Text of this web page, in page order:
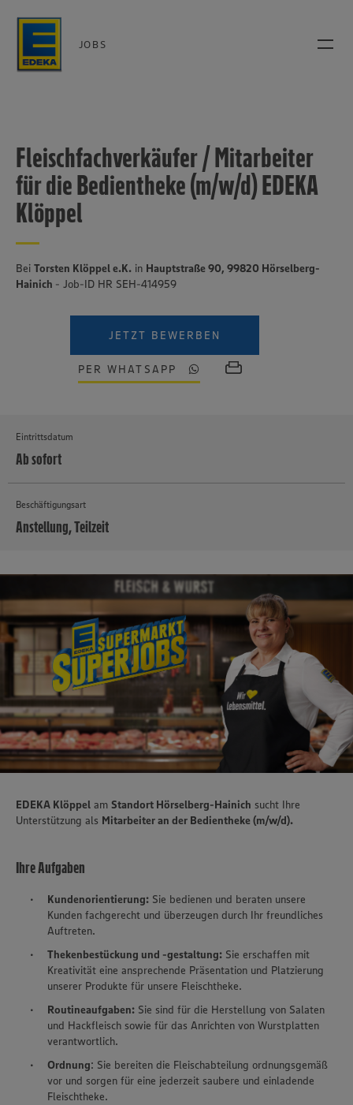
JOBS
Fleischfachverkäufer / Mitarbeiter
für die Bedientheke (m/w/d) EDEKA
Klöppel
Bei Torsten Klöppel e.K. in Hauptstraße 90, 99820 Hörselberg-
Hainich - Job-ID HR SEH-414959
JETZT BEWERBEN
PER WHATSAPP
Eintrittsdatum
Ab sofort
Beschäftigungsart
Anstellung, Teilzeit
EDEKA Klöppel am Standort Hörselberg-Hainich sucht Ihre
Unterstützung als Mitarbeiter an der Bedientheke (m/w/d).
Ihre Aufgaben
Kundenorientierung: Sie bedienen und beraten unsere
Kunden fachgerecht und überzeugen durch Ihr freundliches
Auftreten.
Thekenbestückung und -gestaltung: Sie erschaffen mit
Kreativität eine ansprechende Präsentation und Platzierung
unserer Produkte für unsere Fleischtheke.
Routineaufgaben: Sie sind für die Herstellung von Salaten
und Hackfleisch sowie für das Anrichten von Wurstplatten
verantwortlich.
Ordnung: Sie bereiten die Fleischabteilung ordnungsgemäß
vor und sorgen für eine jederzeit saubere und einladende
Fleischtheke.